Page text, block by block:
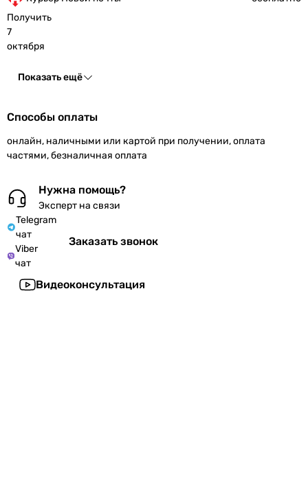
Получить
7
октября
Показать ещё
Способы оплаты
онлайн, наличными или картой при получении, оплата
частями, безналичная оплата
Нужна помощь?
Эксперт на связи
Telegram
чат
Viber
чат
Заказать звонок
Видеоконсультация